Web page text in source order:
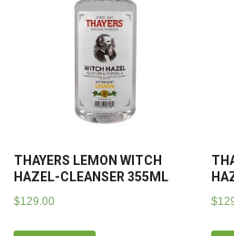
THAYERS LEMON WITCH
HAZEL-CLEANSER 355ML
$129.00 $